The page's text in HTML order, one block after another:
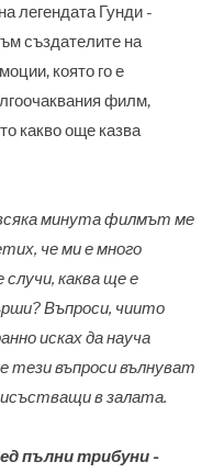
легендата Гунди -
създателите на
която го е
филм,
какво още казва
минута филмът ме
че ми е много
случи, каква ще е
Въпроси, чиито
исках да науча
тези въпроси вълнуват
в залата.
пълни трибуни -